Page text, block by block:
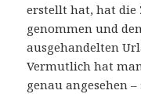
erstellt hat, hat die
genommen und
ausgehandelten
Vermutlich hat
genau angesehen